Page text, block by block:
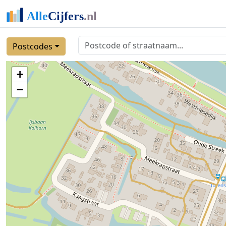
Postcodes
+
−